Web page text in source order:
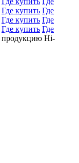
Где купить Где
Где купить Где
Где купить Где
продукцию Hi-